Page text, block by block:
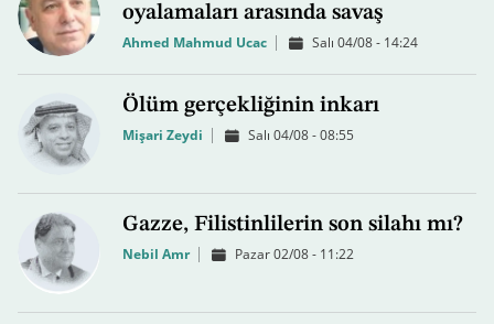
oyalamaları arasında savaş
Ahmed Mahmud Ucac Salı 04/08 - 14:24
Ölüm gerçekliğinin inkarı
Mişari Zeydi Salı 04/08 - 08:55
Gazze, Filistinlilerin son silahı mı?
Nebil Amr Pazar 02/08 - 11:22